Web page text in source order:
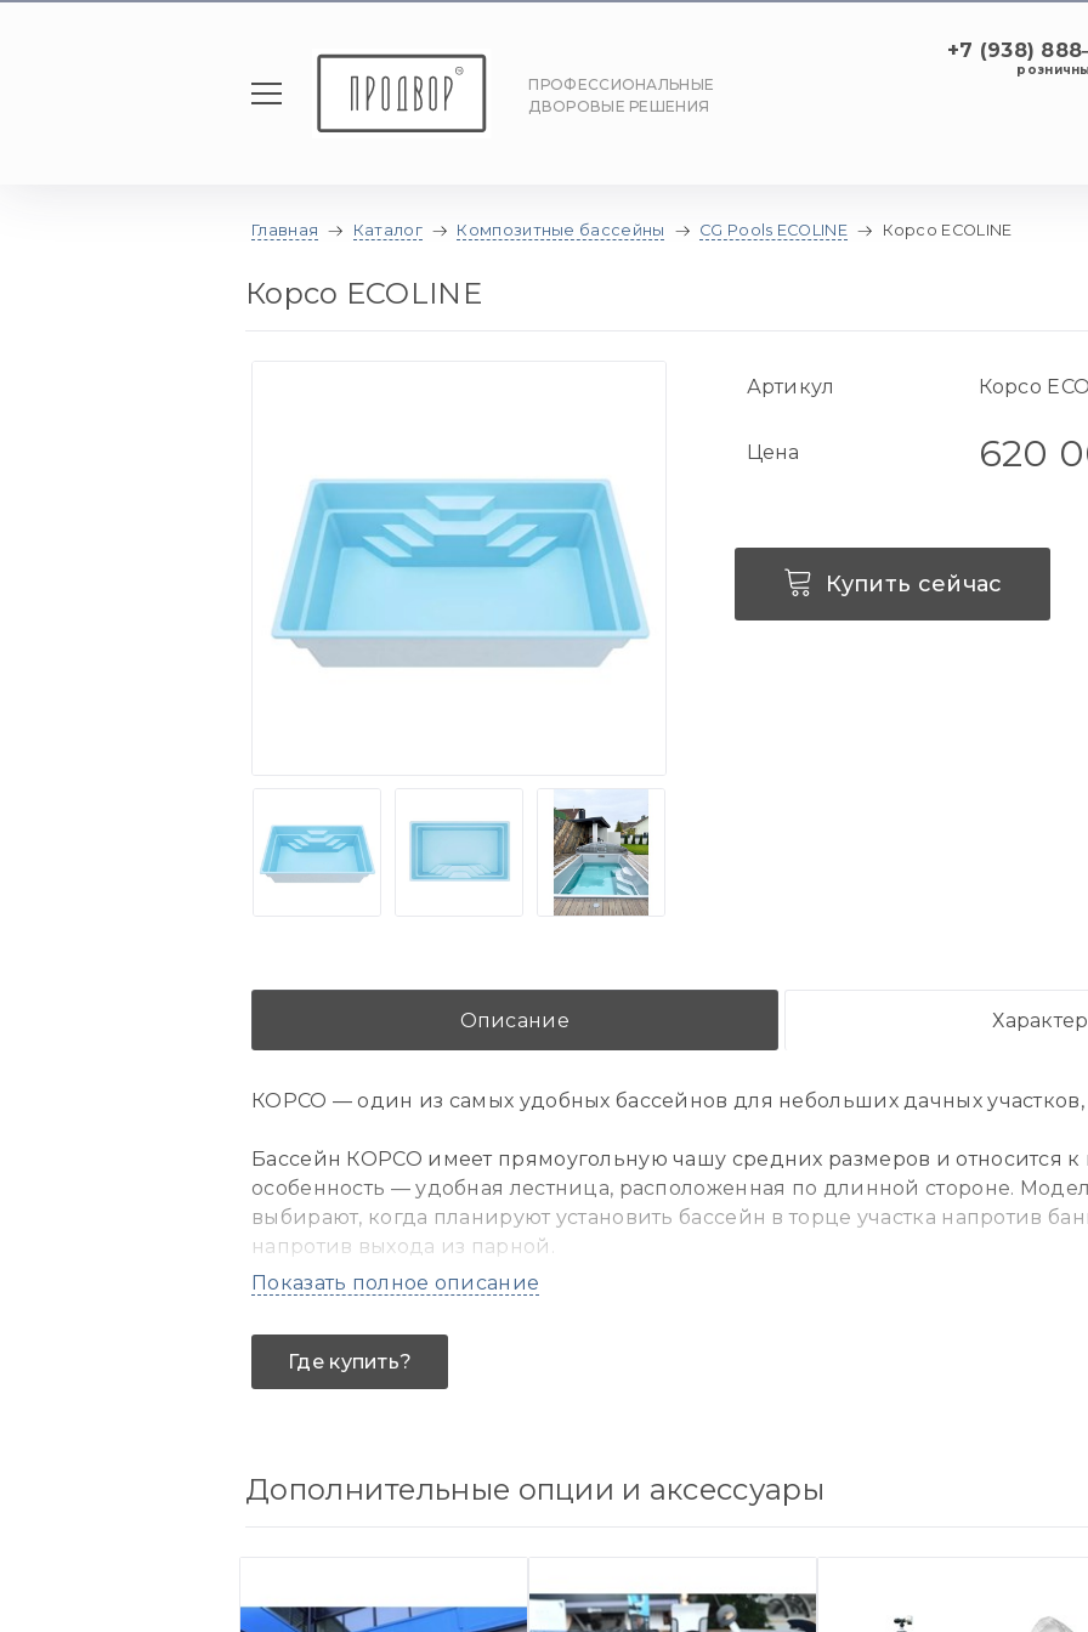
ПРОФЕССИОНАЛЬНЫЕ
ДВОРОВЫЕ РЕШЕНИЯ
+7 (938)
Главная Каталог Композитные бассейны CG Pools ECOLINE Корсо ECOLINE
Корсо ECOLINE
Артикул Корсо
Цена 620
Купить сейчас
Описание
КОРСО — один из самых удобных бассейнов для небольших дачных
Бассейн КОРСО имеет прямоугольную чашу средних размеров и относится к
особенность — удобная лестница, расположенная по длинной стороне.
выбирают, когда планируют установить бассейн в торце участка напротив
напротив выхода из парной.
отдыха без потери ценной площади. В помещениях с 6-метровыми
получить максимум от полезного пространства.
Чаша бассейна КОРСО выполнена из многослойного композитного
композитным бассейном прост и экономичен.
Показать полное описание
Где купить?
Дополнительные опции и аксессуары